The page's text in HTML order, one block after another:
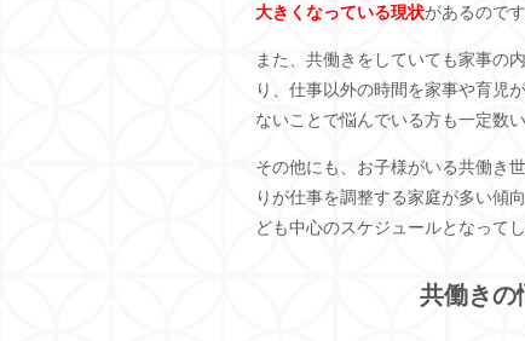
大きくなっている現状があるのです
また、共働きをしていても家事の
り、仕事以外の時間を家事や育児
ないことで悩んでいる方も一定数い
その他にも、お子様がいる共働き
りが仕事を調整する家庭が多い傾
ども中心のスケジュールとなって
共働きの